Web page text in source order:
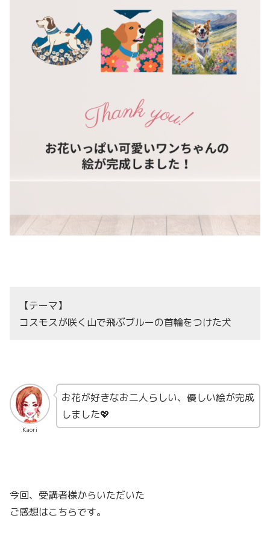
【テーマ】
コスモスが咲く山で飛ぶブルーの首輪をつけた犬
Kaori
お花が好きなお二人らしい、優しい絵が完成
しました💖
今回、受講者様からいただいた
ご感想はこちらです。